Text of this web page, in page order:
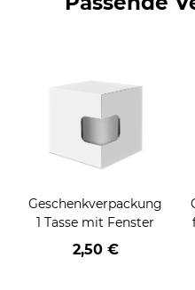
Geschenkverpackung
1 Tasse mit Fenster
2,50 €